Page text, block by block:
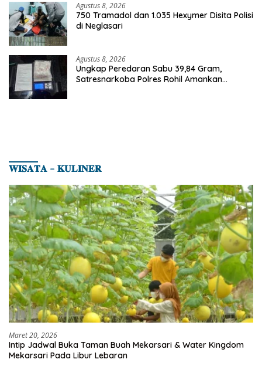
Agustus 8, 2026
750 Tramadol dan 1.035 Hexymer Disita Polisi
di Neglasari
Agustus 8, 2026
Ungkap Peredaran Sabu 39,84 Gram,
Satresnarkoba Polres Rohil Amankan
𝐖𝐈𝐒𝐀𝐓𝐀 – 𝐊𝐔𝐋𝐈𝐍𝐄𝐑
Maret 20, 2026
Intip Jadwal Buka Taman Buah Mekarsari & Water Kingdom
Mekarsari Pada Libur Lebaran